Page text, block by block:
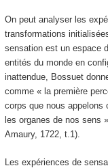
On peut analyser les
transformations
sensation est un espace
entités du monde en
inattendue, Bossuet
comme « la première
corps que nous appelons
les organes de nos sens
Amaury, 1722, t.1).
Les expériences de